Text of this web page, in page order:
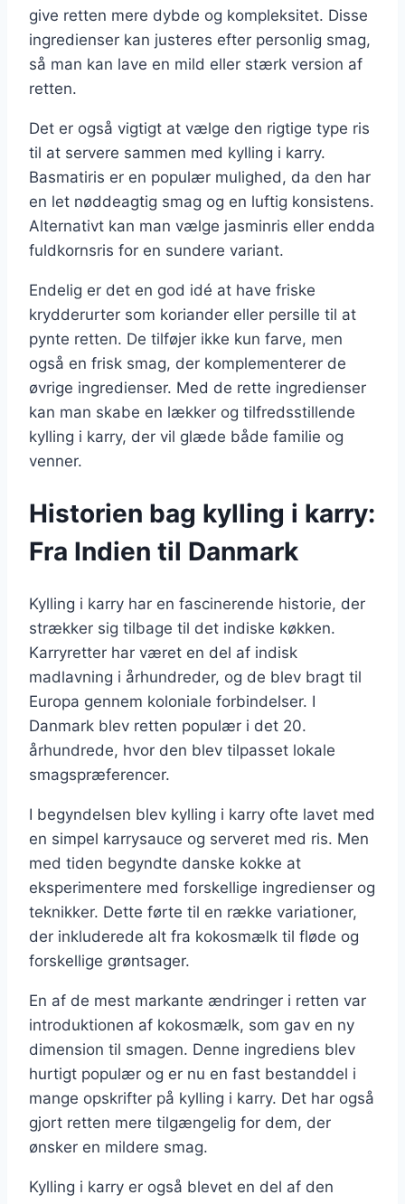
give retten mere dybde og kompleksitet. Disse
ingredienser kan justeres efter personlig smag,
så man kan lave en mild eller stærk version af
retten.
Det er også vigtigt at vælge den rigtige type ris
til at servere sammen med kylling i karry.
Basmatiris er en populær mulighed, da den har
en let nøddeagtig smag og en luftig konsistens.
Alternativt kan man vælge jasminris eller endda
fuldkornsris for en sundere variant.
Endelig er det en god idé at have friske
krydderurter som koriander eller persille til at
pynte retten. De tilføjer ikke kun farve, men
også en frisk smag, der komplementerer de
øvrige ingredienser. Med de rette ingredienser
kan man skabe en lækker og tilfredsstillende
kylling i karry, der vil glæde både familie og
venner.
Historien bag kylling i karry:
Fra Indien til Danmark
Kylling i karry har en fascinerende historie, der
strækker sig tilbage til det indiske køkken.
Karryretter har været en del af indisk
madlavning i århundreder, og de blev bragt til
Europa gennem koloniale forbindelser. I
Danmark blev retten populær i det 20.
århundrede, hvor den blev tilpasset lokale
smagspræferencer.
I begyndelsen blev kylling i karry ofte lavet med
en simpel karrysauce og serveret med ris. Men
med tiden begyndte danske kokke at
eksperimentere med forskellige ingredienser og
teknikker. Dette førte til en række variationer,
der inkluderede alt fra kokosmælk til fløde og
forskellige grøntsager.
En af de mest markante ændringer i retten var
introduktionen af kokosmælk, som gav en ny
dimension til smagen. Denne ingrediens blev
hurtigt populær og er nu en fast bestanddel i
mange opskrifter på kylling i karry. Det har også
gjort retten mere tilgængelig for dem, der
ønsker en mildere smag.
Kylling i karry er også blevet en del af den